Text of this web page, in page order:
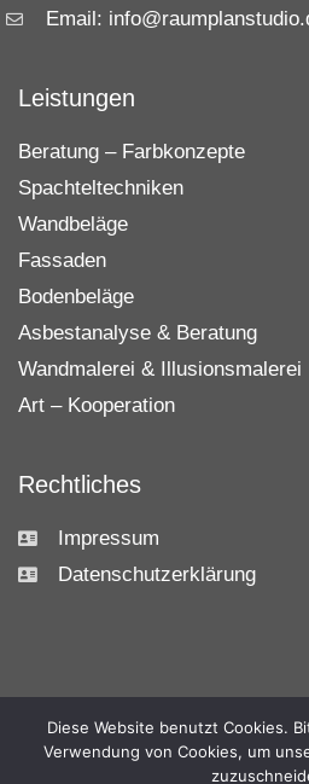
Email:
Leistungen
Beratung – Farbkonzepte
Spachteltechniken
Wandbeläge
Fassaden
Bodenbeläge
Asbestanalyse & Beratung
Wandmalerei & Illusionsmalerei
Art – Kooperation
Rechtliches
Impressum
Datenschutzerklärung
RAUMPLANSTUDIO
Diese Website benutzt Cookies.
Verwendung von Cookies, um